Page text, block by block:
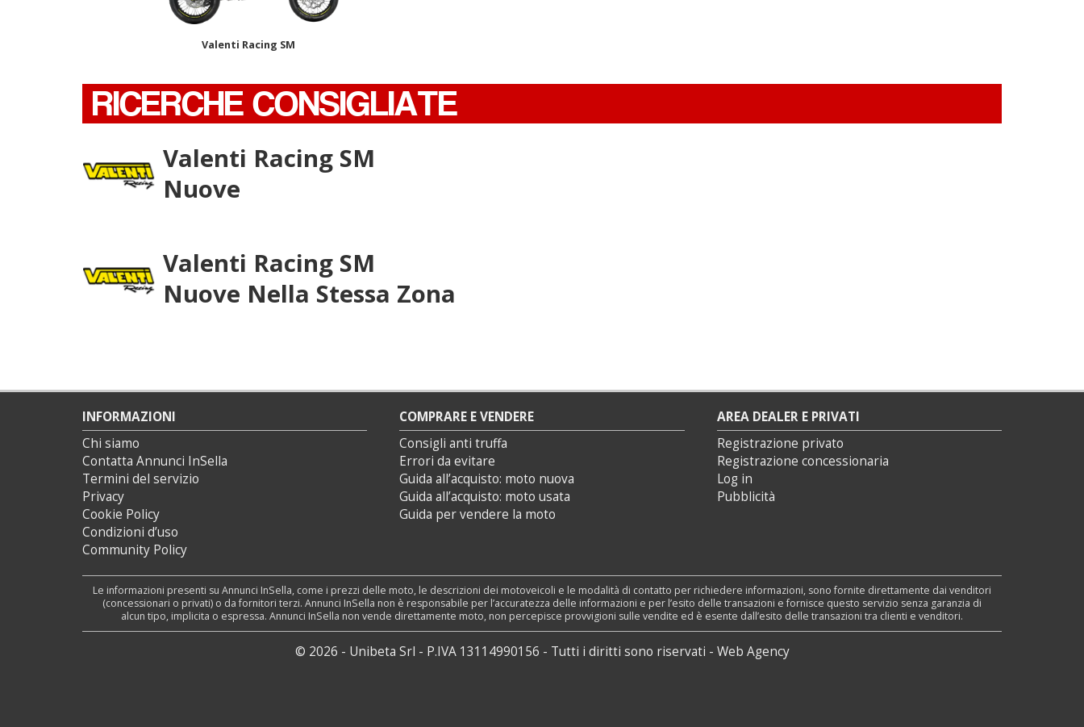
Valenti Racing SM
RICERCHE CONSIGLIATE
Valenti Racing SM
Nuove
Valenti Racing SM
Nuove Nella Stessa Zona
INFORMAZIONI
Chi siamo
Contatta Annunci InSella
Termini del servizio
Privacy
Cookie Policy
Condizioni d’uso
Community Policy
COMPRARE E VENDERE
Consigli anti truffa
Errori da evitare
Guida all’acquisto: moto nuova
Guida all’acquisto: moto usata
Guida per vendere la moto
AREA DEALER E PRIVATI
Registrazione privato
Registrazione concessionaria
Log in
Pubblicità
Le informazioni presenti su Annunci InSella, come i prezzi delle moto, le descrizioni dei motoveicoli e le modalità di contatto per richiedere informazioni, sono fornite direttamente dai venditori
(concessionari o privati) o da fornitori terzi. Annunci InSella non è responsabile per l’accuratezza delle informazioni e per l’esito delle transazioni e fornisce questo servizio senza garanzia di
alcun tipo, implicita o espressa. Annunci InSella non vende direttamente moto, non percepisce provvigioni sulle vendite ed è esente dall’esito delle transazioni tra clienti e venditori.
© 2026 - Unibeta Srl P.IVA 13114990156 Tutti i diritti sono riservati Web Agency